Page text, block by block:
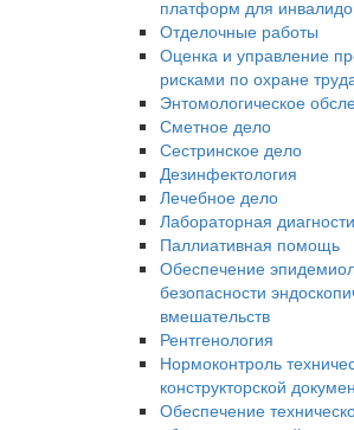
платформ для
Отделочные работы
Оценка и управление
рисками по охране
Энтомологическое
Сметное дело
Сестринское дело
Дезинфектология
Лечебное дело
Лабораторная
Паллиативная помощь
Обеспечение
безопасности
вмешательств
Рентгенология
Нормоконтроль
конструкторской
Обеспечение